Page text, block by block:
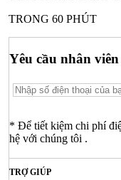
TRONG 60 PHÚT
Yêu cầu nhân
* Để tiết kiệm chi phí
hệ với chúng tôi .
TRỢ GIÚP